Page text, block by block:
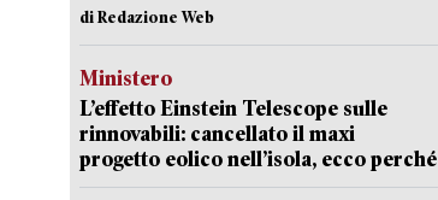
di Redazione Web
Ministero
L’effetto Einstein Telescope sulle
rinnovabili: cancellato il maxi
progetto eolico nell’isola, ecco perché